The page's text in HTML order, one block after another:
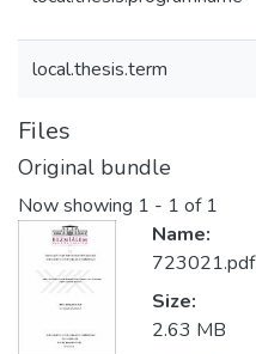
local.thesis.term
Files
Original bundle
Now showing 1 - 1 of 1
Name:
723021.pdf
Size:
2.63 MB